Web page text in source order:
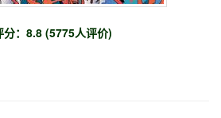
分：8.8 (5775人评价)